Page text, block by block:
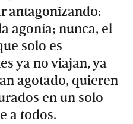
antagonizando:
agonía; nunca, el
solo es
ya no viajan, ya
agotado, quieren
en un solo
a todos.